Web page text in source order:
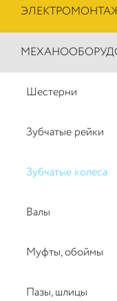
Шестерни
Зубчатые рейки
Зубчатые колеса
Валы
Муфты, обоймы
Пазы, шлицы